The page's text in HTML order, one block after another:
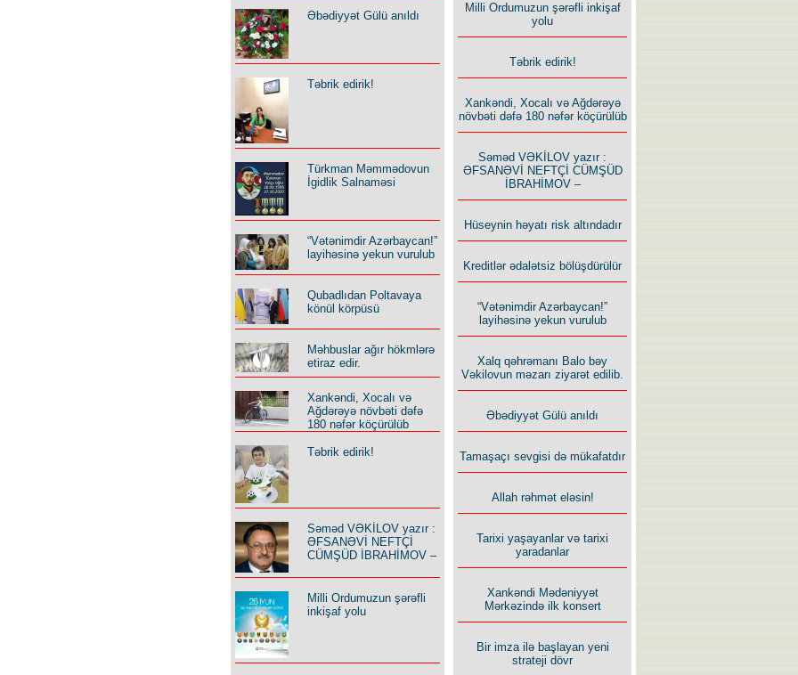
Əbədiyyət Gülü anıldı
Təbrik edirik!
Türkman Məmmədovun
İgidlik Salnaməsi
“Vətənimdir Azərbaycan!”
layihəsinə yekun vurulub
Qubadlıdan Poltavaya
könül körpüsü
Məhbuslar ağır hökmlərə
etiraz edir.
Xankəndi, Xocalı və
Ağdərəyə növbəti dəfə
180 nəfər köçürülüb
Təbrik edirik!
Səməd VƏKİLOV yazır :
ƏFSANƏVİ NEFTÇİ
CÜMŞÜD İBRAHİMOV –
Milli Ordumuzun şərəfli
inkişaf yolu
Milli Ordumuzun şərəfli inkişaf
yolu
Təbrik edirik!
Xankəndi, Xocalı və Ağdərəyə
növbəti dəfə 180 nəfər köçürülüb
Səməd VƏKİLOV yazır :
ƏFSANƏVİ NEFTÇİ CÜMŞÜD
İBRAHİMOV –
Hüseynin həyatı risk altındadır
Kreditlər ədalətsiz bölüşdürülür
“Vətənimdir Azərbaycan!”
layihəsinə yekun vurulub
Xalq qəhrəmanı Balo bəy
Vəkilovun məzarı ziyarət edilib.
Əbədiyyət Gülü anıldı
Tamaşaçı sevgisi də mükafatdır
Allah rəhmət eləsin!
Tarixi yaşayanlar və tarixi
yaradanlar
Xankəndi Mədəniyyət
Mərkəzində ilk konsert
Bir imza ilə başlayan yeni
strateji dövr